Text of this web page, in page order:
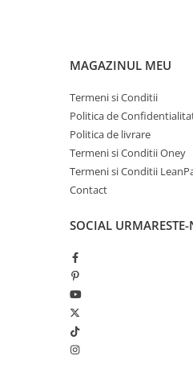
Dimensiuni in mm
Distanta picior-
Garda la sol 150
lățimea
Ampatament 1420
Dimensiuni
MAGAZINUL MEU
Termeni si Conditii
Politica de
Politica de livrare
Termeni si Conditii Oney
Termeni si Conditii
Contact
SOCIAL